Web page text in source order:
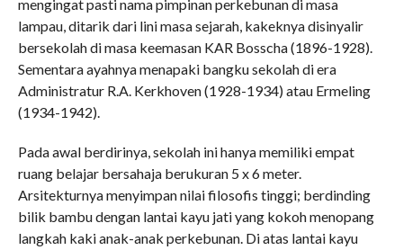
mengingat pasti nama pimpinan perkebunan di masa
lampau, ditarik dari lini masa sejarah, kakeknya disinyalir
bersekolah di masa keemasan KAR Bosscha (1896-1928).
Sementara ayahnya menapaki bangku sekolah di era
Administratur R.A. Kerkhoven (1928-1934) atau Ermeling
(1934-1942).
Pada awal berdirinya, sekolah ini hanya memiliki empat
ruang belajar bersahaja berukuran 5 x 6 meter.
Arsitekturnya menyimpan nilai filosofis tinggi; berdinding
bilik bambu dengan lantai kayu jati yang kokoh menopang
langkah kaki anak-anak perkebunan. Di atas lantai kayu